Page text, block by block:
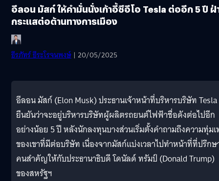
อีลอน มัสก์ ให้คำมั่นนั่งเก้าอี้ซีอีโอ Tesla ต่ออีก 5 ปี ฝ่
กระแสต่อต้านทางการเมือง
ธีรภัทร์ ธีระโรจนพงษ์ | 20/05/2025
อีลอน มัสก์ (Elon Musk) ประธานเจ้าหน้าที่บริหารบริษัท Tesla
ยืนยันว่าจะอยู่บริหารบริษัทผู้ผลิตรถยนต์ไฟฟ้าชื่อดังต่อไปอีก
อย่างน้อย 5 ปี หลังนักลงทุนบางส่วนเริ่มตั้งคำถามถึงความทุ่ม
ของเขาที่มีต่อบริษัท เนื่องจากมัสก์แบ่งเวลาไปทำหน้าที่ที่ปรึกษ
คนสำคัญให้กับประธานาธิบดี โดนัลด์ ทรัมป์ (Donald Trump)
ของสหรัฐฯ